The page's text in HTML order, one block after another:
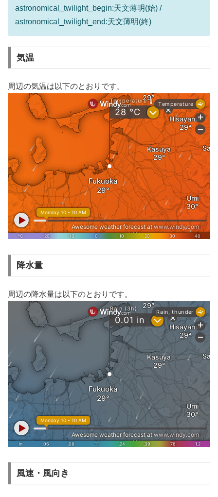
astronomical_twilight_begin:天文薄明(始) /
astronomical_twilight_end:天文薄明(終)
気温
周辺の気温は以下のとおりです。
降水量
周辺の降水量は以下のとおりです。
風速・風向き